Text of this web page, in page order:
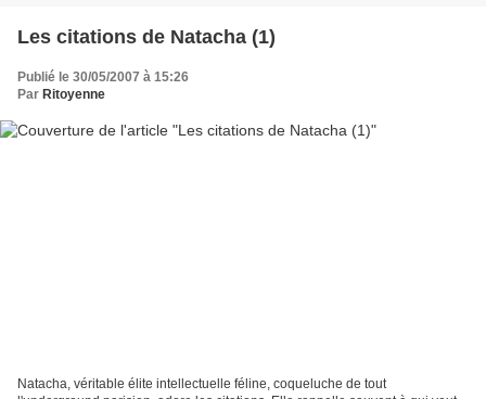
Les citations de Natacha (1)
Publié le 30/05/2007 à 15:26
Par Ritoyenne
Natacha, véritable élite intellectuelle féline, coqueluche de tout